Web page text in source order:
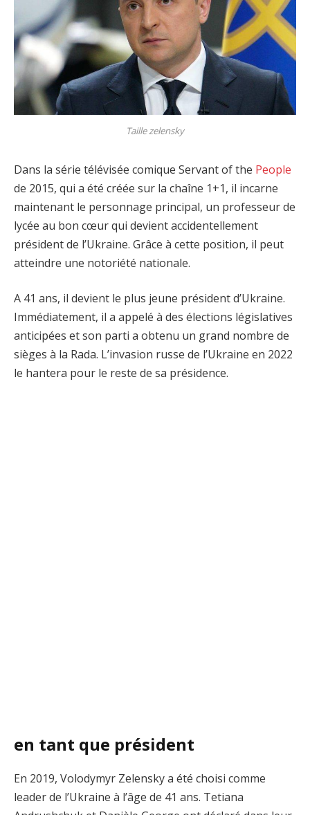
Taille zelensky
Dans la série télévisée comique Servant of the People
de 2015, qui a été créée sur la chaîne 1+1, il incarne
maintenant le personnage principal, un professeur de
lycée au bon cœur qui devient accidentellement
président de l’Ukraine. Grâce à cette position, il peut
atteindre une notoriété nationale.
A 41 ans, il devient le plus jeune président d’Ukraine.
Immédiatement, il a appelé à des élections législatives
anticipées et son parti a obtenu un grand nombre de
sièges à la Rada. L’invasion russe de l’Ukraine en 2022
le hantera pour le reste de sa présidence.
en tant que président
En 2019, Volodymyr Zelensky a été choisi comme
leader de l’Ukraine à l’âge de 41 ans. Tetiana